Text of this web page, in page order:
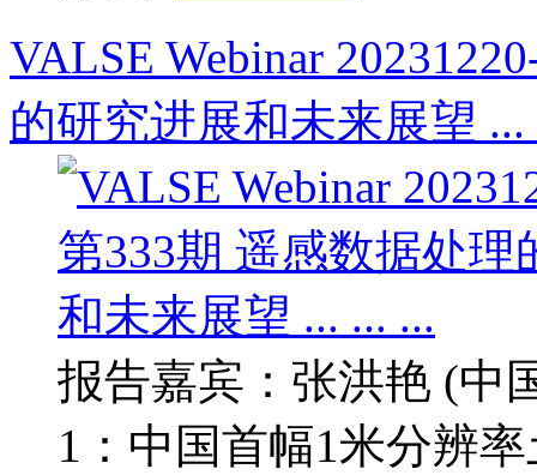
VALSE Webinar
的研究进展和未来展望 ...
报告嘉宾：张洪艳 (中
1：中国首幅1米分辨